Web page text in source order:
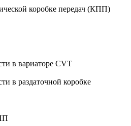
коробке передач (КПП)
в вариаторе CVT
в раздаточной коробке